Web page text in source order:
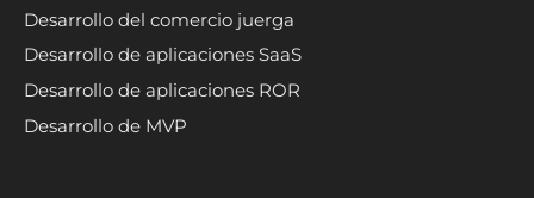
Desarrollo del comercio juerga
Desarrollo de aplicaciones SaaS
Desarrollo de aplicaciones ROR
Desarrollo de MVP